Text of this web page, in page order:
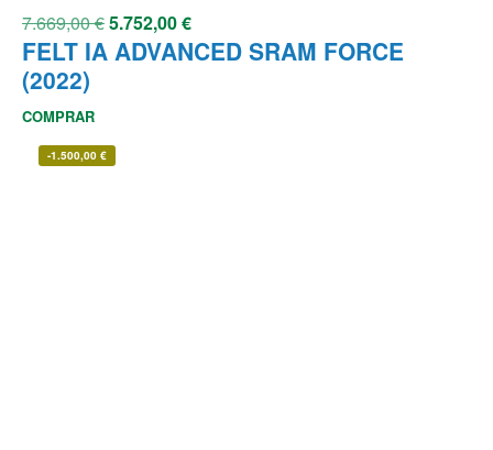
7.669,00€5.752,00€
FELT IA ADVANCED SRAM FORCE
(2022)
COMPRAR
-1.500,00 €